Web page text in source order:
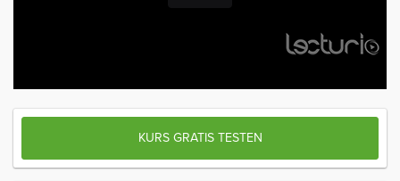
KURS GRATIS TESTEN